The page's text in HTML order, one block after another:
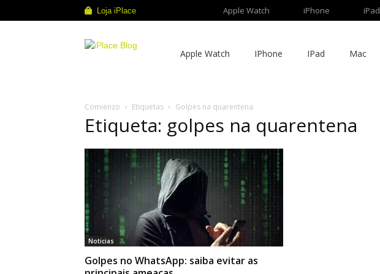
Loja iPlace Apple Watch iPhone iPad
Apple Watch IPhone IPad Mac
Comienzo Etiquetas Golpes na quarentena
Etiqueta: golpes na quarentena
Noticias
Golpes no WhatsApp: saiba evitar as